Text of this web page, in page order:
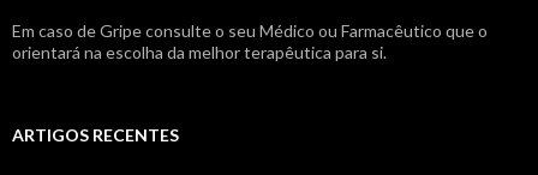
Em caso de Gripe consulte o seu Médico ou Farmacêutico que o
orientará na escolha da melhor terapêutica para si.
ARTIGOS RECENTES